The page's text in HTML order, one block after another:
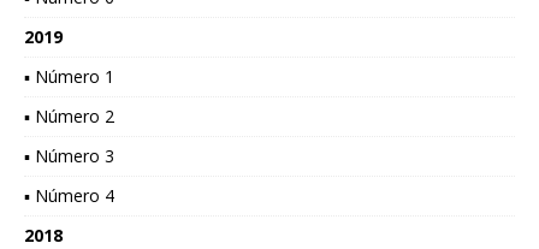
2019
▪ Número 1
▪ Número 2
▪ Número 3
▪ Número 4
2018